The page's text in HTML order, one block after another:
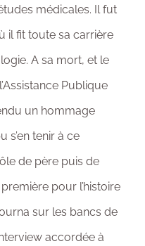
médicales. Il fut
il fit toute sa carrière
A sa mort, et le
Publique
un hommage
s’en tenir à ce
de père puis de
pour l’histoire
sur les bancs de
accordée à